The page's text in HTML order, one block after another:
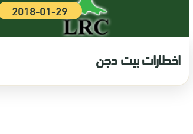
2018-01-29
اخطارات بيت دجن